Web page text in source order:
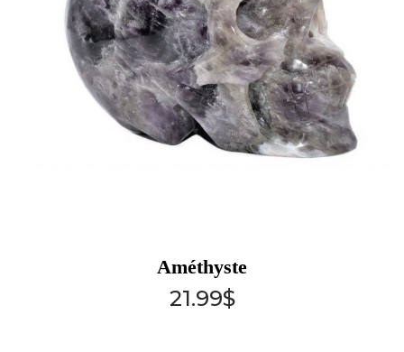
Améthyste
21.99$